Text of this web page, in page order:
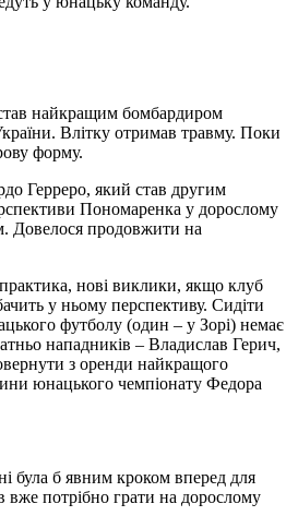
найкращим бомбардиром
Влітку отримав травму. Поки
форму.
Герреро, який став другим
Пономаренка у дорослому
Довелося продовжити на
нові виклики, якщо клуб
у ньому перспективу. Сидіти
футболу (один – у Зорі) немає
нападників – Владислав Герич,
з оренди найкращого
юнацького чемпіонату Федора
була б явним кроком вперед для
потрібно грати на дорослому